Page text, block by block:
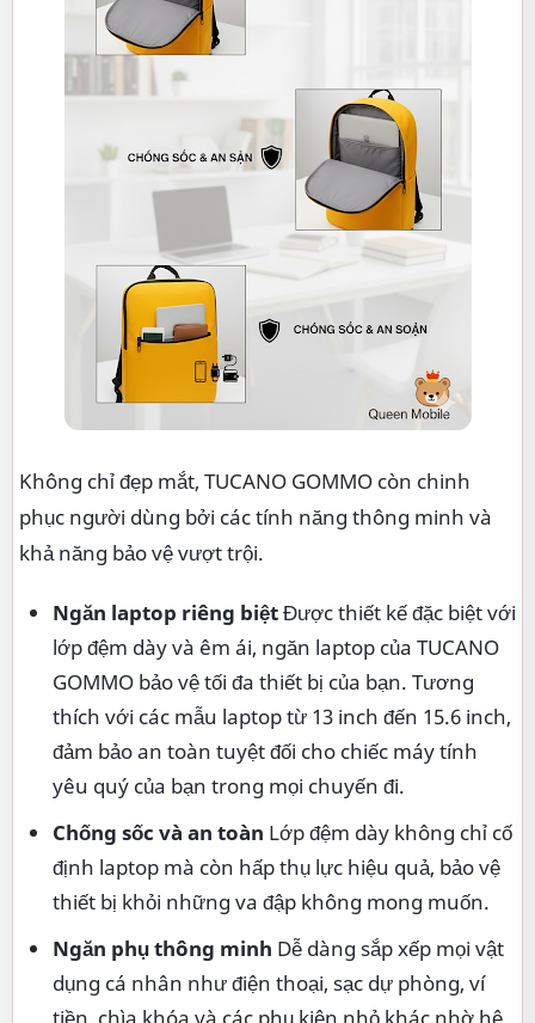
Không chỉ đẹp mắt, TUCANO GOMMO còn chinh
phục người dùng bởi các tính năng thông minh và
khả năng bảo vệ vượt trội.
Ngăn laptop riêng biệtĐược thiết kế đặc biệt với
lớp đệm dày và êm ái, ngăn laptop của TUCANO
GOMMO bảo vệ tối đa thiết bị của bạn. Tương
thích với các mẫu laptop từ 13 inch đến 15.6 inch,
đảm bảo an toàn tuyệt đối cho chiếc máy tính
yêu quý của bạn trong mọi chuyến đi.
Chống sốc và an toàn Lớp đệm dày không chỉ cố
định laptop mà còn hấp thụ lực hiệu quả, bảo vệ
thiết bị khỏi những va đập không mong muốn.
Ngăn phụ thông minh Dễ dàng sắp xếp mọi vật
dụng cá nhân như điện thoại, sạc dự phòng, ví